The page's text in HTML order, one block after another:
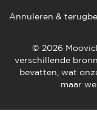
© 2026
verschillende
bevatten, wat
maar
Annuleren &